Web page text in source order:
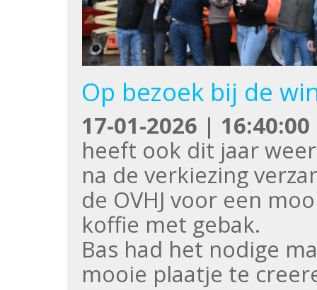
Op bezoek bij de
17-01-2026 | 16:40:00
heeft ook dit jaar
na de verkiezing
de OVHJ voor een
koffie met gebak.
Bas had het nodige
mooie plaatje te